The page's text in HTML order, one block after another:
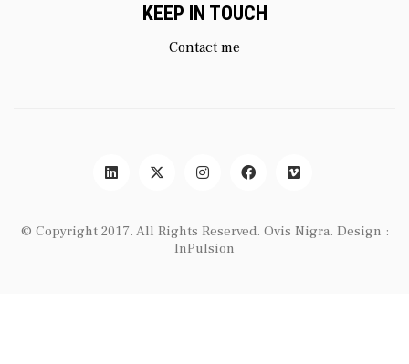
KEEP IN TOUCH
Contact me
© Copyright 2017. All Rights Reserved. Ovis Nigra. Design :
InPulsion